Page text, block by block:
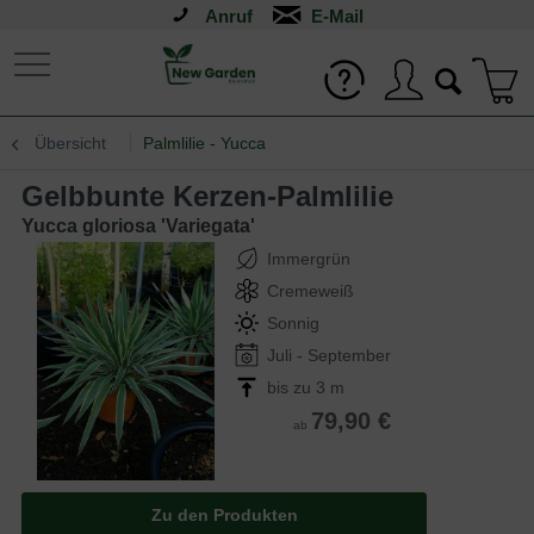
Anruf
Übersicht Palmlilie - Yucca
Gelbbunte Kerzen-Palmlilie
Yucca gloriosa 'Variegata'
Immergrün
Cremeweiß
Sonnig
Juli - September
bis zu 3 m
ab 79,90 €
Zu den Produkten